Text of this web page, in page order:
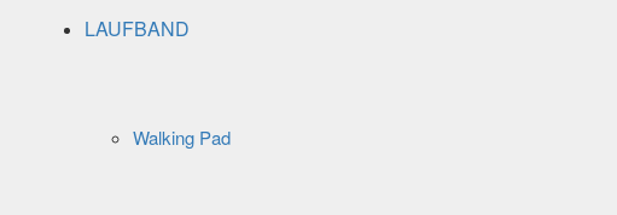
LAUFBAND
Walking Pad